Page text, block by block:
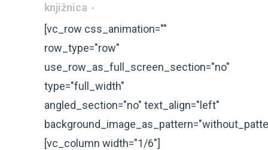
knjižnica
[vc_row css_animation=""
row_type="row"
use_row_as_full_screen_section="no"
type="full_width"
angled_section="no" text_align="left"
[vc_column width="1/6"]